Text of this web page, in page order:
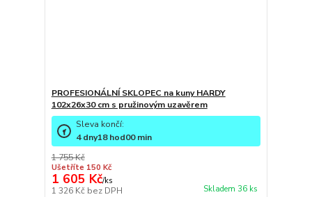
PROFESIONÁLNÍ SKLOPEC na kuny HARDY
102x26x30 cm s pružinovým uzavěrem
1 755 Kč
Ušetříte 150 Kč
1 605 Kč/ks
1 326 Kč bez DPH Skladem 36 ks
Sleva končí:
4 dny18hod00min